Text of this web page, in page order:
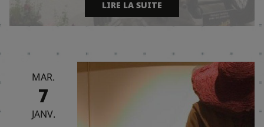
LIRE LA SUITE
MAR.
7
JANV.